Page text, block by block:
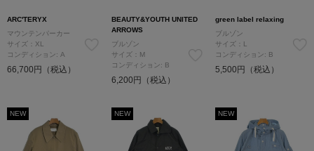
ARC'TERYX
マウンテンパーカー
サイズ：XL
コンディション: A
66,700円（税込）
BEAUTY&YOUTH UNITED
ARROWS
ブルゾン
サイズ：M
コンディション: B
6,200円（税込）
green label relaxing
ブルゾン
サイズ：L
コンディション: B
5,500円（税込）
NEW NEW NEW